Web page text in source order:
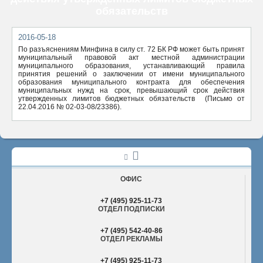
2016-05-18
По разъяснениям Минфина в силу ст. 72 БК РФ может быть принят
муниципальный правовой акт местной администрации
муниципального образования, устанавливающий правила
принятия решений о заключении от имени муниципального
образования муниципального контракта для обеспечения
муниципальных нужд на срок, превышающий срок действия
утвержденных лимитов бюджетных обязательств (Письмо от
22.04.2016 № 02-03-08/23386).
ОФИС
+7 (495) 925-11-73
ОТДЕЛ ПОДПИСКИ
+7 (495) 542-40-86
ОТДЕЛ РЕКЛАМЫ
+7 (495) 925-11-73